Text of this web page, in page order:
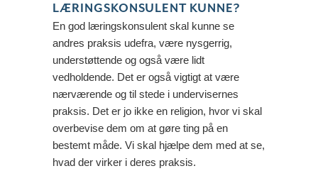
LÆRINGSKONSULENT KUNNE?
En god læringskonsulent skal kunne se
andres praksis udefra, være nysgerrig,
understøttende og også være lidt
vedholdende. Det er også vigtigt at være
nærværende og til stede i undervisernes
praksis. Det er jo ikke en religion, hvor vi skal
overbevise dem om at gøre ting på en
bestemt måde. Vi skal hjælpe dem med at se,
hvad der virker i deres praksis.